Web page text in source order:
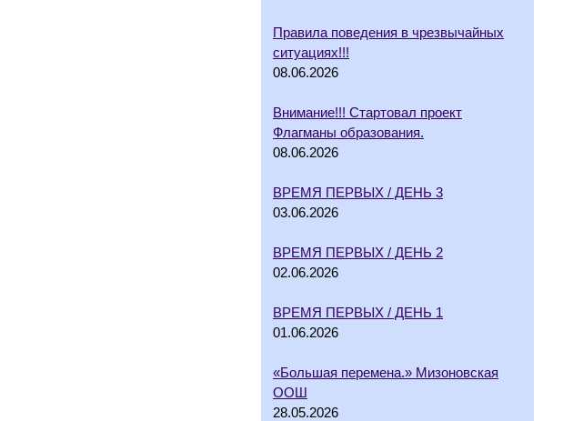
Правила поведения в чрезвычайных
ситуациях!!!
08.06.2026
Внимание!!! Стартовал проект
Флагманы образования.
08.06.2026
ВРЕМЯ ПЕРВЫХ / ДЕНЬ 3
03.06.2026
ВРЕМЯ ПЕРВЫХ / ДЕНЬ 2
02.06.2026
ВРЕМЯ ПЕРВЫХ / ДЕНЬ 1
01.06.2026
«Большая перемена.» Мизоновская
ООШ
28.05.2026